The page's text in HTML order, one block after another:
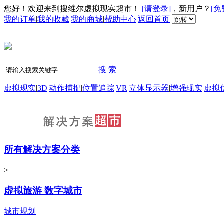
您好！欢迎来到搜维尔虚拟现实超市！ [请登录] ，新用户？ [免
我的订单|我的收藏|我的商城|帮助中心|返回首页
搜 索
虚拟现实|3D|动作捕捉|位置追踪|VR|立体显示器|增强现实|虚拟
所有解决方案分类
>
虚拟旅游 数字城市
城市规划